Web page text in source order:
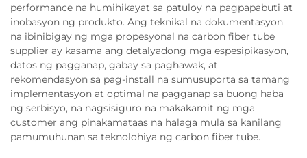
performance na humihikayat sa patuloy na pagpapabuti at
inobasyon ng produkto. Ang teknikal na dokumentasyon
na ibinibigay ng mga propesyonal na carbon fiber tube
supplier ay kasama ang detalyadong mga espesipikasyon,
datos ng pagganap, gabay sa paghawak, at
rekomendasyon sa pag-install na sumusuporta sa tamang
implementasyon at optimal na pagganap sa buong haba
ng serbisyo, na nagsisiguro na makakamit ng mga
customer ang pinakamataas na halaga mula sa kanilang
pamumuhunan sa teknolohiya ng carbon fiber tube.